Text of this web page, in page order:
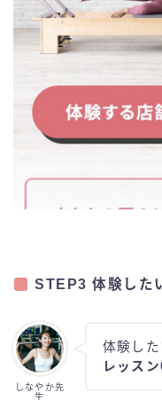
STEP3 体験した
しなやか先
生
体験し
レッス